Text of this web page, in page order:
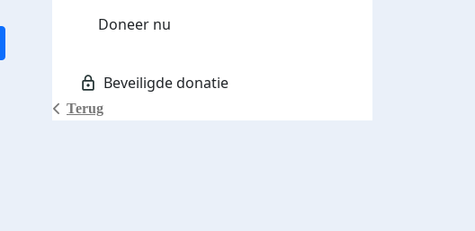
Terug
Doneer nu